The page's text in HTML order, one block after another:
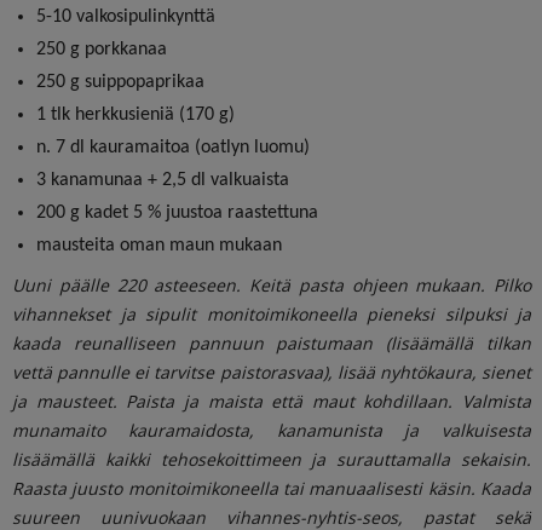
5-10 valkosipulinkynttä
250 g porkkanaa
250 g suippopaprikaa
1 tlk herkkusieniä (170 g)
n. 7 dl kauramaitoa (oatlyn luomu)
3 kanamunaa + 2,5 dl valkuaista
200 g kadet 5 % juustoa raastettuna
mausteita oman maun mukaan
Uuni päälle 220 asteeseen. Keitä pasta ohjeen mukaan. Pilko
vihannekset ja sipulit monitoimikoneella pieneksi silpuksi ja
kaada reunalliseen pannuun paistumaan (lisäämällä tilkan
vettä pannulle ei tarvitse paistorasvaa), lisää nyhtökaura, sienet
ja mausteet. Paista ja maista että maut kohdillaan. Valmista
munamaito kauramaidosta, kanamunista ja valkuisesta
lisäämällä kaikki tehosekoittimeen ja surauttamalla sekaisin.
Raasta juusto monitoimikoneella tai manuaalisesti käsin. Kaada
suureen uunivuokaan vihannes-nyhtis-seos, pastat sekä